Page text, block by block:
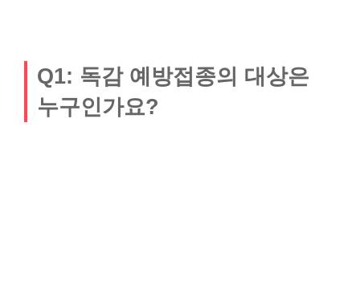
Q1: 독감 예방접종의 대상은
누구인가요?